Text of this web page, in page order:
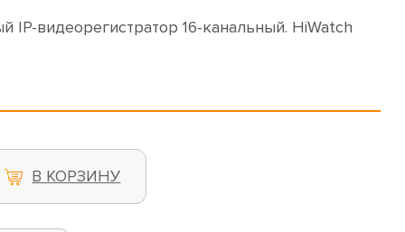
IP-видеорегистратор 16-канальный. HiWatch
В КОРЗИНУ